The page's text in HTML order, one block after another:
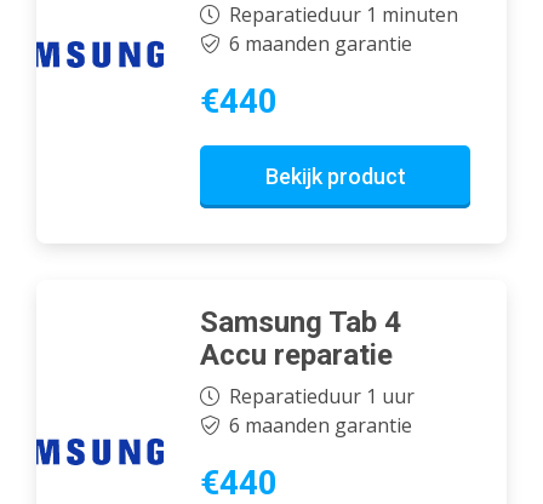
Reparatieduur 1 minuten
6 maanden garantie
€440
Bekijk product
Samsung Tab 4
Accu reparatie
Reparatieduur 1 uur
6 maanden garantie
€440